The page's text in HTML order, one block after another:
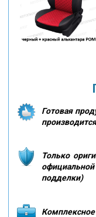
Готовая
Только
подделки)